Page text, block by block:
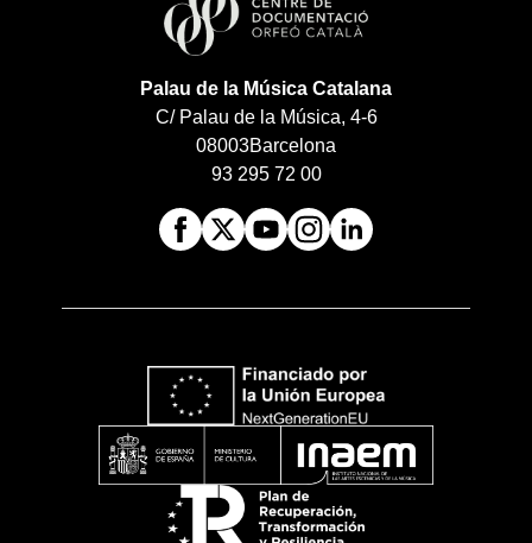
Palau de la Música Catalana
C/ Palau de la Música, 4-6
08003Barcelona
93 295 72 00